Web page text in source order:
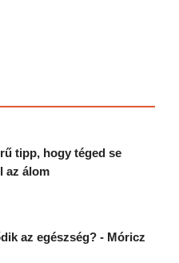
tipp, hogy téged se
az álom
az egészség? - Móricz